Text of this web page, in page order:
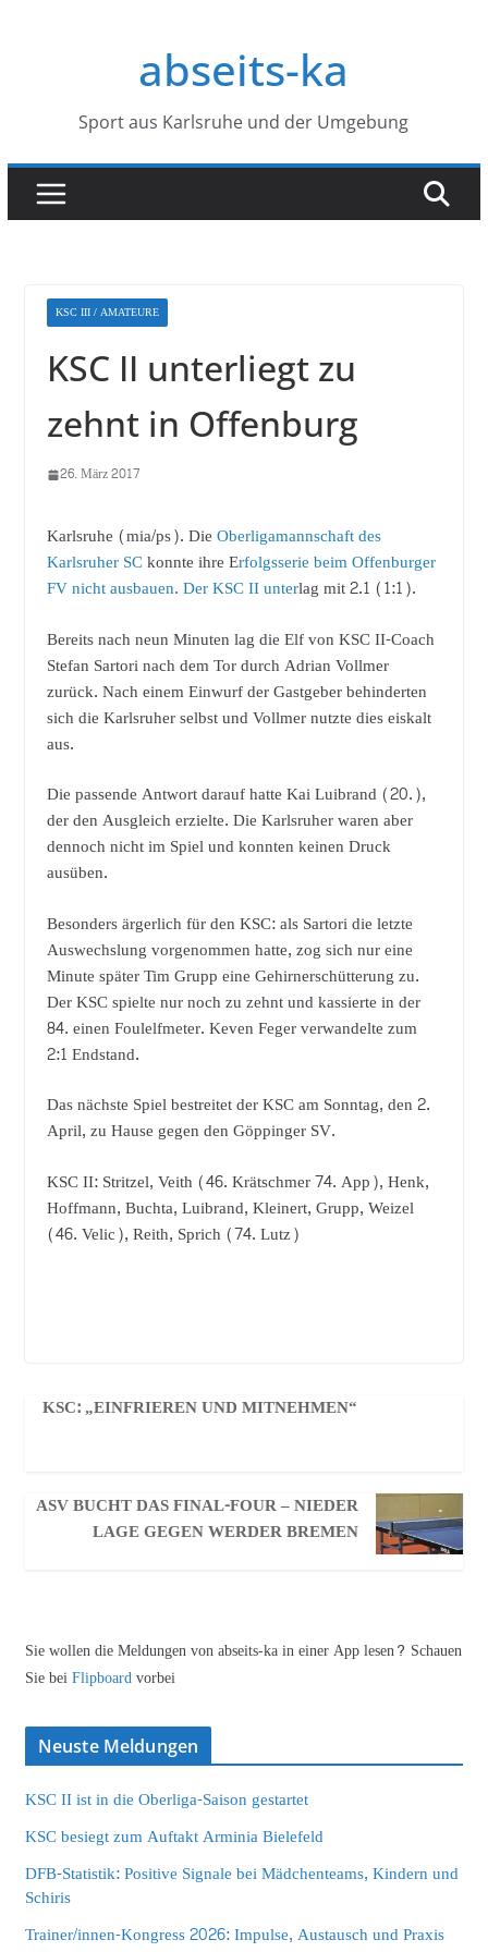
abseits-ka
Sport aus Karlsruhe und der Umgebung
KSC III / AMATEURE
KSC II unterliegt zu
zehnt in Offenburg
26. März 2017
Karlsruhe (mia/ps). DieOberligamannschaft des
Karlsruher SCkonnte ihre Erfolgsserie beim Offenburger
FV nicht ausbauen. Der KSC II unterlag mit 2.1 (1:1).
Bereits nach neun Minuten lag die Elf von KSC II-Coach
Stefan Sartori nach dem Tor durch Adrian Vollmer
zurück. Nach einem Einwurf der Gastgeber behinderten
sich die Karlsruher selbst und Vollmer nutzte dies eiskalt
aus.
Die passende Antwort darauf hatte Kai Luibrand (20.),
der den Ausgleich erzielte. Die Karlsruher waren aber
dennoch nicht im Spiel und konnten keinen Druck
ausüben.
Besonders ärgerlich für den KSC: als Sartori die letzte
Auswechslung vorgenommen hatte, zog sich nur eine
Minute später Tim Grupp eine Gehirnerschütterung zu.
Der KSC spielte nur noch zu zehnt und kassierte in der
84. einen Foulelfmeter. Keven Feger verwandelte zum
2:1 Endstand.
Das nächste Spiel bestreitet der KSC am Sonntag, den 2.
April, zu Hause gegen den Göppinger SV.
KSC II: Stritzel, Veith (46. Krätschmer 74. App), Henk,
Hoffmann, Buchta, Luibrand, Kleinert, Grupp, Weizel
(46. Velic), Reith, Sprich (74. Lutz)
KSC: „EINFRIEREN UND MITNEHMEN“
ASV BUCHT DAS FINAL-FOUR – NIEDER
LAGE GEGEN WERDER BREMEN
Sie wollen die Meldungen von abseits-ka in einer App lesen? Schauen
Sie beiFlipboardvorbei
Neuste Meldungen
KSC II ist in die Oberliga-Saison gestartet
KSC besiegt zum Auftakt Arminia Bielefeld
DFB-Statistik: Positive Signale bei Mädchenteams, Kindern und
Schiris
Trainer/innen-Kongress 2026: Impulse, Austausch und Praxis